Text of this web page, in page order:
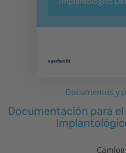
Documentos y
Documentación para
Camlog